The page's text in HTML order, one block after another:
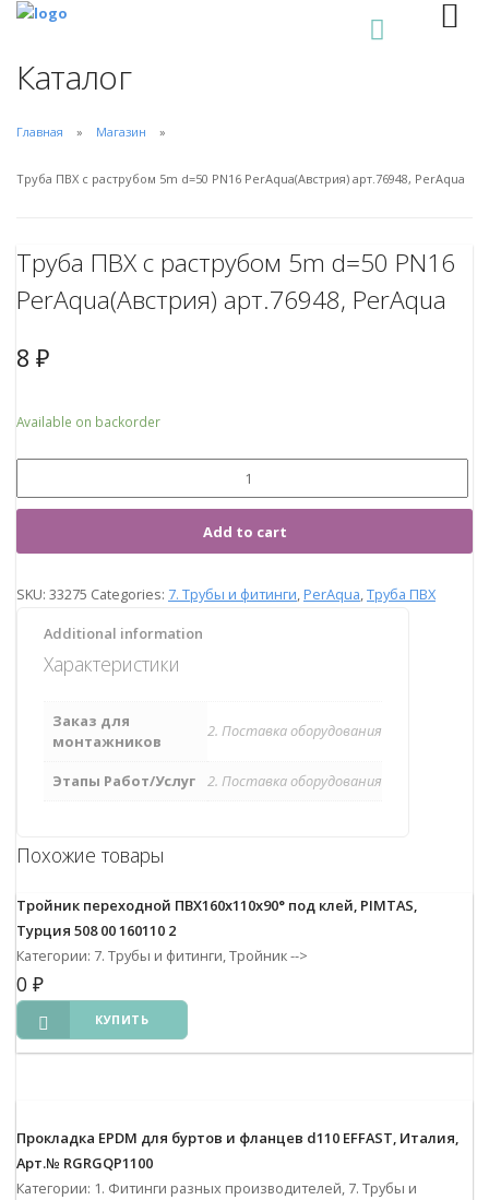
Каталог
Главная Магазин
Труба ПВХ с раструбом 5m d=50 PN16 PerAqua(Австрия) арт.76948, PerAqua
Труба ПВХ с раструбом 5m d=50 PN16
PerAqua(Австрия) арт.76948, PerAqua
8 ₽
Available on backorder
Add to cart
SKU: 33275 Categories: 7. Трубы и фитинги, PerAqua,Труба ПВХ
Additional information
Характеристики
Заказ для
монтажников
2. Поставка оборудования
Этапы Работ/Услуг 2. Поставка оборудования
Похожие товары
Тройник переходной ПВХ160х110х90° под клей, PIMTAS,
Турция 508 00 160110 2
Категории: 7. Трубы и фитинги, Тройник-->
0 ₽
КУПИТЬ
Прокладка EPDM для буртов и фланцев d110 EFFAST, Италия,
Арт.№ RGRGQP1100
Категории: 1. Фитинги разных производителей, 7. Трубы и